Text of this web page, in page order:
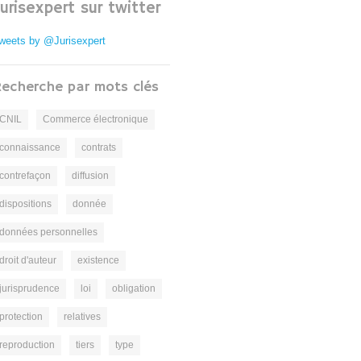
sur twitter
by @Jurisexpert
par mots clés
CNIL Commerce électronique
connaissance contrats
contrefaçon diffusion
dispositions donnée
données personnelles
droit d'auteur existence
jurisprudence loi obligation
protection relatives
reproduction tiers type